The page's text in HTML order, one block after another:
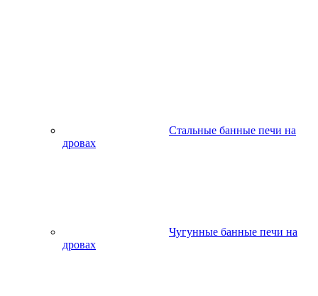
Стальные банные печи на
дровах
Чугунные банные печи на
дровах